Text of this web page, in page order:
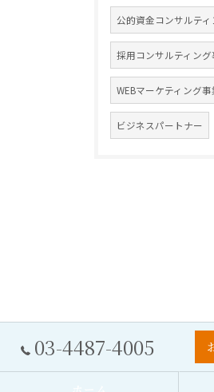
公的資金コンサルテ
採用コンサルティング
WEBマーケティング事
ビジネスパートナー
03-4487-4005